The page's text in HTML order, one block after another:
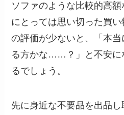
ソファのような比較的高
にとっては思い切った買
の評価が少ないと、「本
る方かな……？」と不安に
るでしょう。
先に身近な不要品を出品